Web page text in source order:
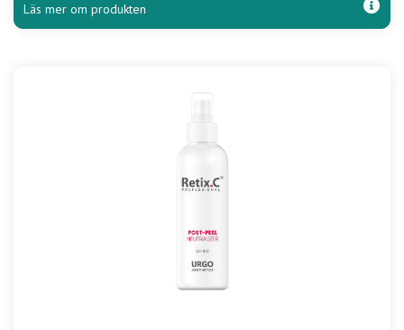
Läs mer om produkten